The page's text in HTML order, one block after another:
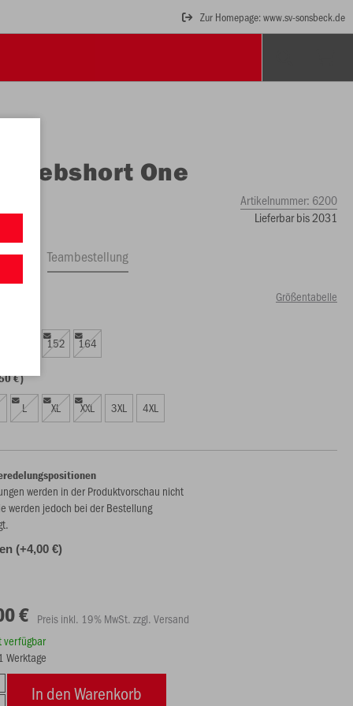
Zur Homepage: www.sv-sonsbeck.de
Webshort One
Artikelnummer: 6200
Lieferbar bis 2031
Teambestellung
Größentabelle
152 164
€)
L XL XXL 3XL 4XL
werden in der Produktvorschau nicht
werden jedoch bei der Bestellung
(+4,00 €)
€ Preis inkl. 19% MwSt. zzgl. Versand
verfügbar
Werktage
In den Warenkorb